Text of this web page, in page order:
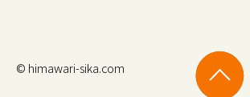
© himawari-sika.com